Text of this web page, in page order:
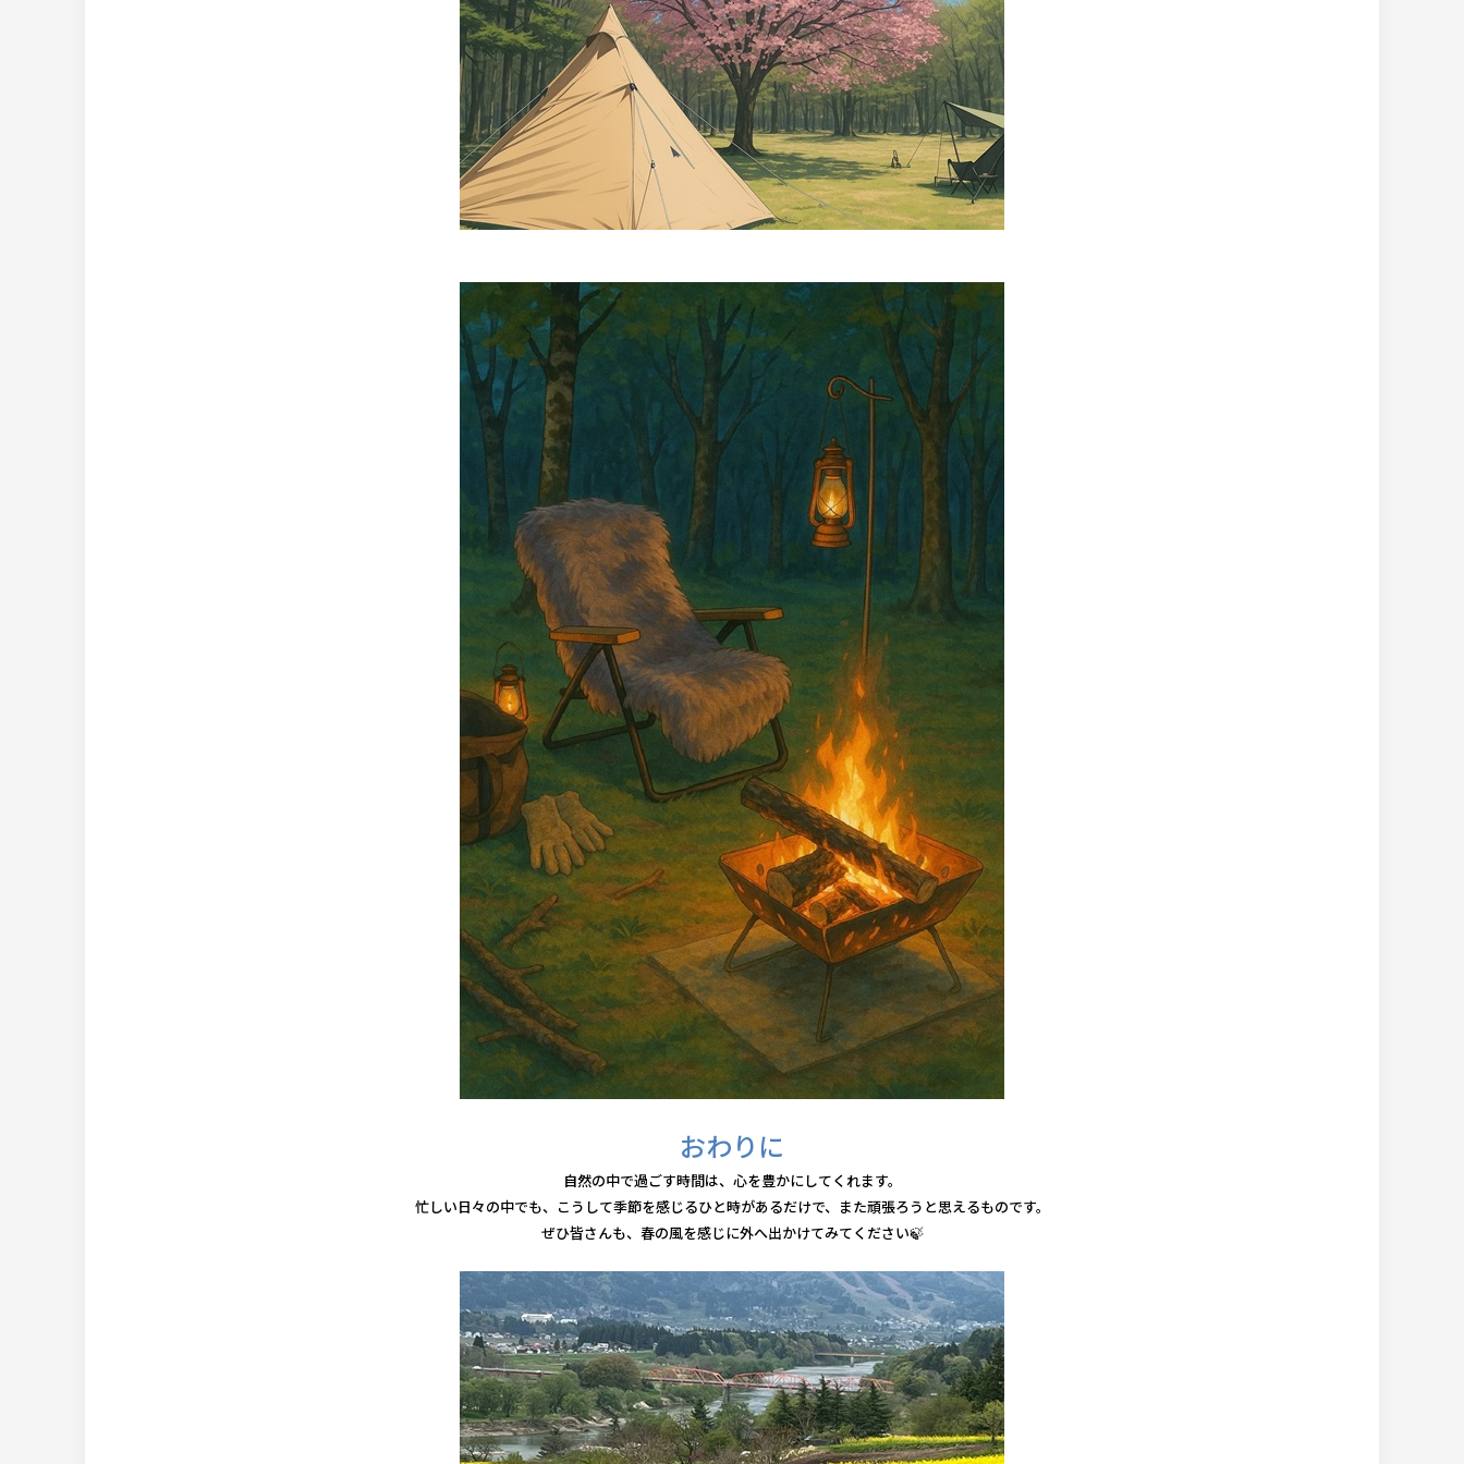
おわりに
自然の中で過ごす時間は、心を豊かにしてくれます。
忙しい日々の中でも、こうして季節を感じるひと時があるだけで、また頑張ろうと思えるものです。
ぜひ皆さんも、春の風を感じに外へ出かけてみてください🍃